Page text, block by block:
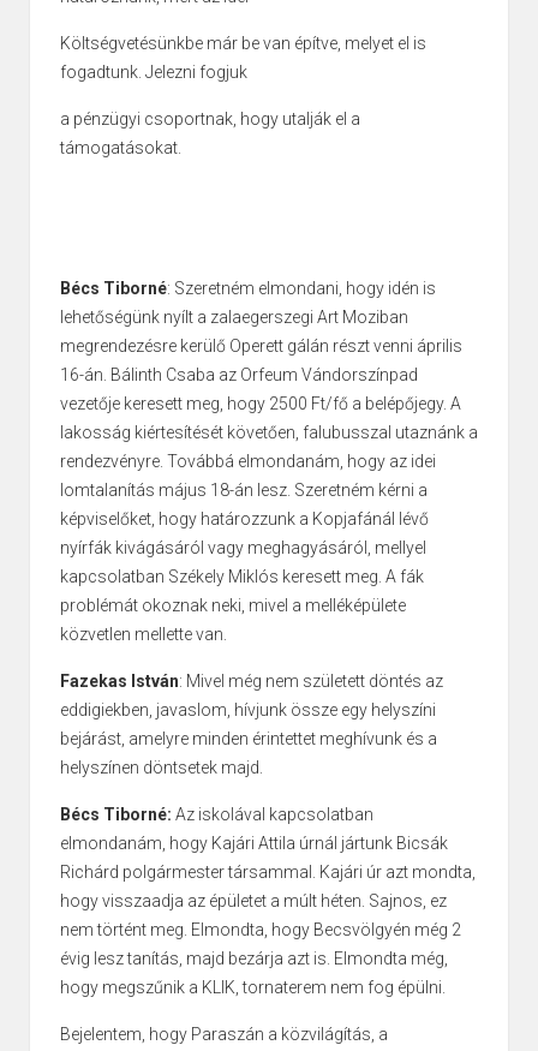
Költségvetésünkbe már be van építve, melyet el is
fogadtunk. Jelezni fogjuk
a pénzügyi csoportnak, hogy utalják el a
támogatásokat.
Bécs Tiborné: Szeretném elmondani, hogy idén is
lehetőségünk nyílt a zalaegerszegi Art Moziban
megrendezésre kerülő Operett gálán részt venni április
16-án. Bálinth Csaba az Orfeum Vándorszínpad
vezetője keresett meg, hogy 2500 Ft/fő a belépőjegy. A
lakosság kiértesítését követően, falubusszal utaznánk a
rendezvényre. Továbbá elmondanám, hogy az idei
lomtalanítás május 18-án lesz. Szeretném kérni a
képviselőket, hogy határozzunk a Kopjafánál lévő
nyírfák kivágásáról vagy meghagyásáról, mellyel
kapcsolatban Székely Miklós keresett meg. A fák
problémát okoznak neki, mivel a melléképülete
közvetlen mellette van.
Fazekas István: Mivel még nem született döntés az
eddigiekben, javaslom, hívjunk össze egy helyszíni
bejárást, amelyre minden érintettet meghívunk és a
helyszínen döntsetek majd.
Bécs Tiborné: Az iskolával kapcsolatban
elmondanám, hogy Kajári Attila úrnál jártunk Bicsák
Richárd polgármester társammal. Kajári úr azt mondta,
hogy visszaadja az épületet a múlt héten. Sajnos, ez
nem történt meg. Elmondta, hogy Becsvölgyén még 2
évig lesz tanítás, majd bezárja azt is. Elmondta még,
hogy megszűnik a KLIK, tornaterem nem fog épülni.
Bejelentem, hogy Paraszán a közvilágítás, a